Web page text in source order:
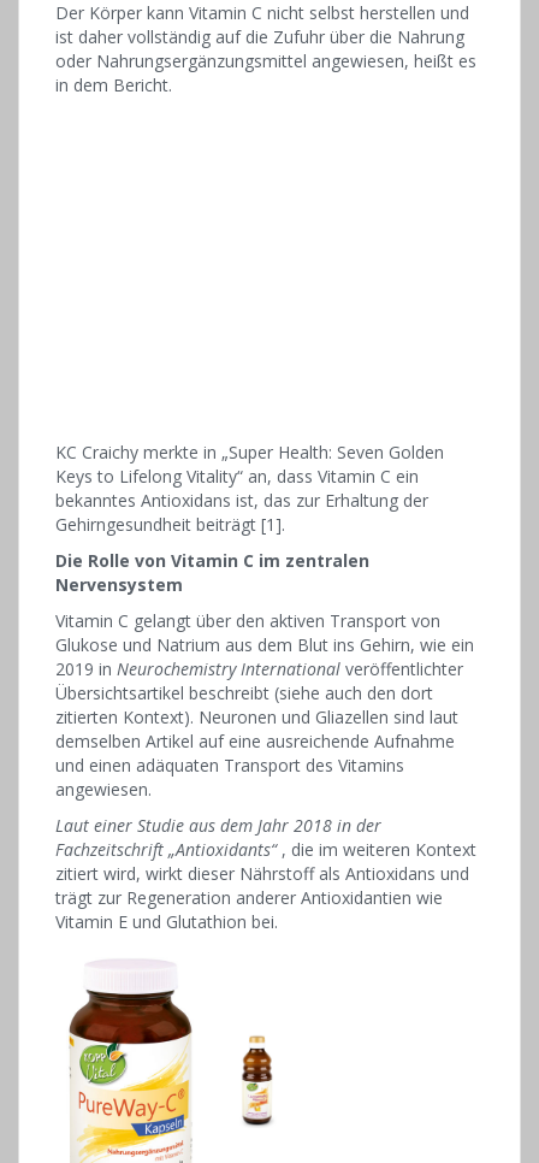
Der Körper kann Vitamin C nicht selbst herstellen und
ist daher vollständig auf die Zufuhr über die Nahrung
oder Nahrungsergänzungsmittel angewiesen, heißt es
in dem Bericht.
KC Craichy merkte in „Super Health: Seven Golden
Keys to Lifelong Vitality“ an, dass Vitamin C ein
bekanntes Antioxidans ist, das zur Erhaltung der
Gehirngesundheit beiträgt [1].
Die Rolle von Vitamin C im zentralen
Nervensystem
Vitamin C gelangt über den aktiven Transport von
Glukose und Natrium aus dem Blut ins Gehirn, wie ein
2019 in Neurochemistry International veröffentlichter
Übersichtsartikel beschreibt (siehe auch den dort
zitierten Kontext). Neuronen und Gliazellen sind laut
demselben Artikel auf eine ausreichende Aufnahme
und einen adäquaten Transport des Vitamins
angewiesen.
Laut einer Studie aus dem Jahr 2018 in der
Fachzeitschrift „Antioxidants“, die im weiteren Kontext
zitiert wird, wirkt dieser Nährstoff als Antioxidans und
trägt zur Regeneration anderer Antioxidantien wie
Vitamin E und Glutathion bei.